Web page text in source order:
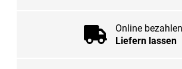
Online bezahlen
Liefern lassen